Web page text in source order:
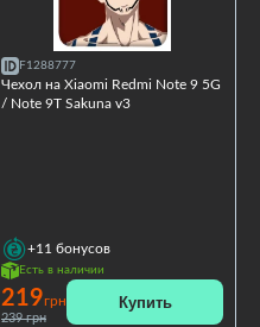
F1288777
Чехол на Xiaomi Redmi Note 9 5G
/ Note 9T Sakuna v3
+11 бонусов
Есть в наличии
219грн
239 грн
Купить